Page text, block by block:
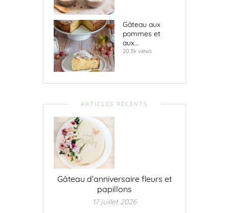
Gâteau aux
pommes et
aux...
20.3k views
ARTICLES RÉCENTS
Gâteau d’anniversaire fleurs et
papillons
17 juillet 2026